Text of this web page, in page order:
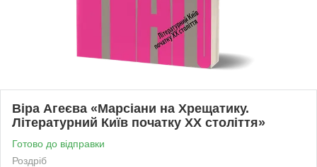
Віра Агеєва «Марсіани на Хрещатику.
Літературний Київ початку XX століття»
Готово до відправки
Роздріб